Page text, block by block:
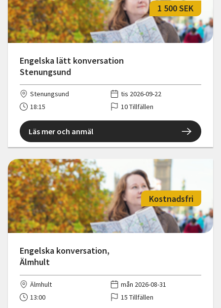
Engelska lätt konversation
Stenungsund
1 500 SEK
Stenungsund
tis 2026-09-22
18:15
10 Tillfällen
Läs mer och anmäl
Engelska konversation,
Älmhult
Kostnadsfri
Älmhult
mån 2026-08-31
13:00
15 Tillfällen